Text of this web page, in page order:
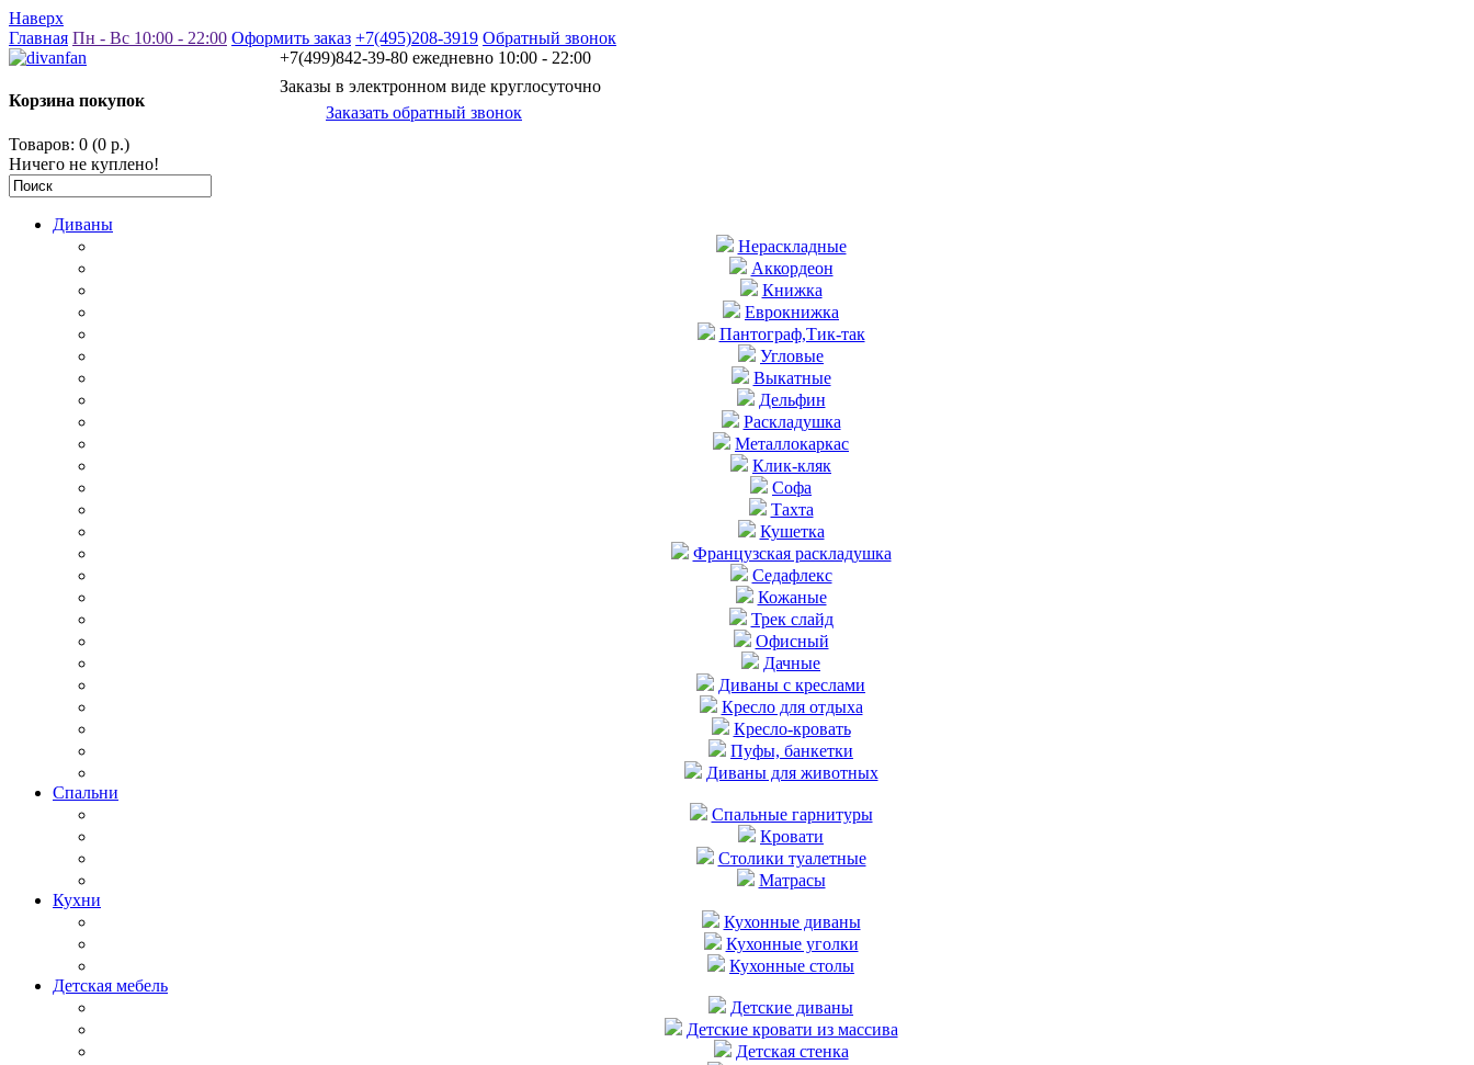
Наверх
Заказать обратный звонок
+7(499)842-39-80 ежедневно 10:00 - 22:00
Заказы в электронном виде круглосуточно
Главная Пн - Вс 10:00 - 22:00 Оформить заказ +7(495)208-3919 Обратный звонок
Корзина покупок
Товаров: 0 (0 р.)
Ничего не куплено!
Диваны
Нераскладные
Аккордеон
Книжка
Еврокнижка
Пантограф,Тик-так
Угловые
Выкатные
Дельфин
Раскладушка
Металлокаркас
Клик-кляк
Софа
Тахта
Кушетка
Французская раскладушка
Седафлекс
Кожаные
Трек слайд
Офисный
Дачные
Диваны с креслами
Кресло для отдыха
Кресло-кровать
Пуфы, банкетки
Диваны для животных
Спальни
Cпальные гарнитуры
Кровати
Столики туалетные
Матрасы
Кухни
Кухонные диваны
Кухонные уголки
Кухонные столы
Детская мебель
Детские диваны
Детские кровати из массива
Детская стенка